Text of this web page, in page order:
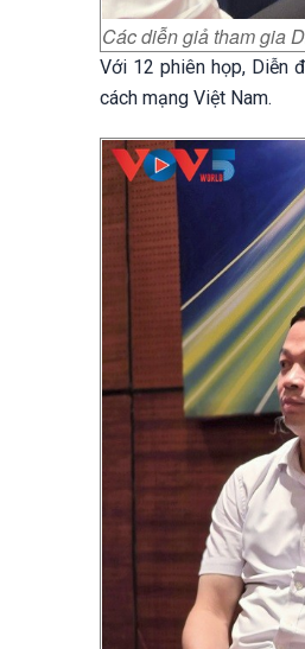
Các diễn giả tham gia
Với 12 phiên họp, Diễn
cách mạng Việt Nam.